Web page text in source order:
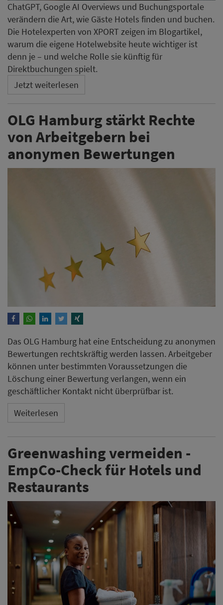
ChatGPT, Google AI Overviews und Buchungsportale
verändern die Art, wie Gäste Hotels finden und buchen.
Die Hotelexperten von XPORT zeigen im Blogartikel,
warum die eigene Hotelwebsite heute wichtiger ist
denn je – und welche Rolle sie künftig für
Direktbuchungen spielt.
Jetzt weiterlesen
OLG Hamburg stärkt Rechte
von Arbeitgebern bei
anonymen Bewertungen
Das OLG Hamburg hat eine Entscheidung zu anonymen
Bewertungen rechtskräftig werden lassen. Arbeitgeber
können unter bestimmten Voraussetzungen die
Löschung einer Bewertung verlangen, wenn ein
geschäftlicher Kontakt nicht überprüfbar ist.
Weiterlesen
Greenwashing vermeiden -
EmpCo-Check für Hotels und
Restaurants